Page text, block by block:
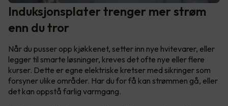
Induksjonsplater trenger mer strøm
enn du tror
Når du pusser opp kjøkkenet, setter inn nye hvitevarer, eller
legger til smarte løsninger, kreves det ofte nye eller flere
kurser. Dette er egne elektriske kretser med sikringer som
forsyner ulike områder. Har du for få kan strømmen gå, eller
det kan oppstå farlig varmgang.